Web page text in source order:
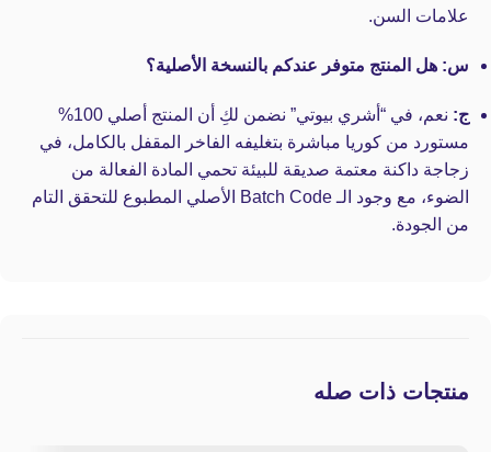
علامات السن.
س: هل المنتج متوفر عندكم بالنسخة الأصلية؟
ج:
نعم، في “أشري بيوتي” نضمن لكِ أن المنتج أصلي 100%
مستورد من كوريا مباشرة بتغليفه الفاخر المقفل بالكامل، في
زجاجة داكنة معتمة صديقة للبيئة تحمي المادة الفعالة من
الضوء، مع وجود الـ Batch Code الأصلي المطبوع للتحقق التام
من الجودة.
منتجات ذات صله